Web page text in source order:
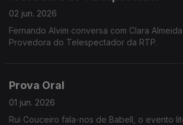
02 jun. 2026
Fernando Alvim conversa com Clara
Provedora do Telespectador da RTP.
Prova Oral
01 jun. 2026
Rui Couceiro fala-nos de Babell, o evento